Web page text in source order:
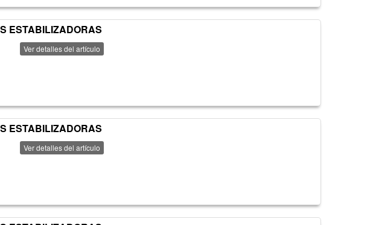
ESTABILIZADORAS
Ver detalles del artículo
ESTABILIZADORAS
Ver detalles del artículo